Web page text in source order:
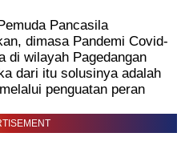
Pancasila
dimasa Pandemi Covid-
di wilayah Pagedangan
dari itu solusinya adalah
penguatan peran